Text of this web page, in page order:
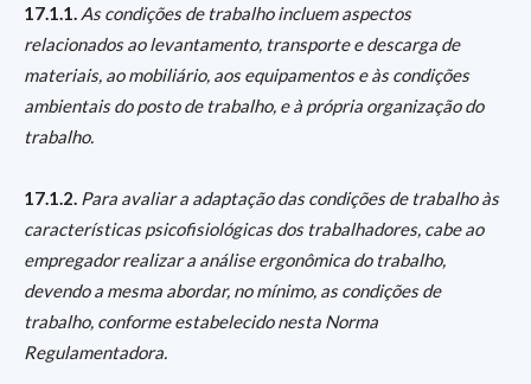
17.1.1. As condições de trabalho incluem aspectos
relacionados ao levantamento, transporte e descarga de
materiais, ao mobiliário, aos equipamentos e às condições
ambientais do posto de trabalho, e à própria organização do
trabalho.
17.1.2. Para avaliar a adaptação das condições de trabalho às
características psicofisiológicas dos trabalhadores, cabe ao
empregador realizar a análise ergonômica do trabalho,
devendo a mesma abordar, no mínimo, as condições de
trabalho, conforme estabelecido nesta Norma
Regulamentadora.